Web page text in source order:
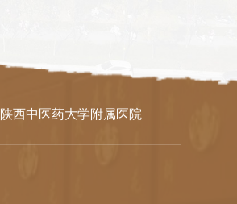
陕西中医药大学附属医院